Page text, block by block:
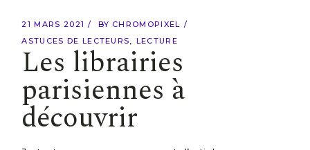
21 MARS 2021 BY CHROMOPIXEL
ASTUCES DE LECTEURS
LECTURE
Les librairies
parisiennes à
découvrir